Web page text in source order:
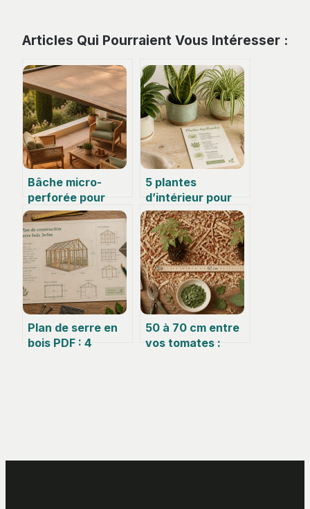
Articles Qui Pourraient Vous Intéresser :
Bâche micro-
perforée pour
jardin : 3
avantages
techniques pour
une protection
solaire durable et
ventilée
5 plantes
d’intérieur pour
assainir votre air :
neutralisez les
polluants
invisibles
naturellement
Plan de serre en
bois PDF : 4
50 à 70 cm entre
vos tomates :